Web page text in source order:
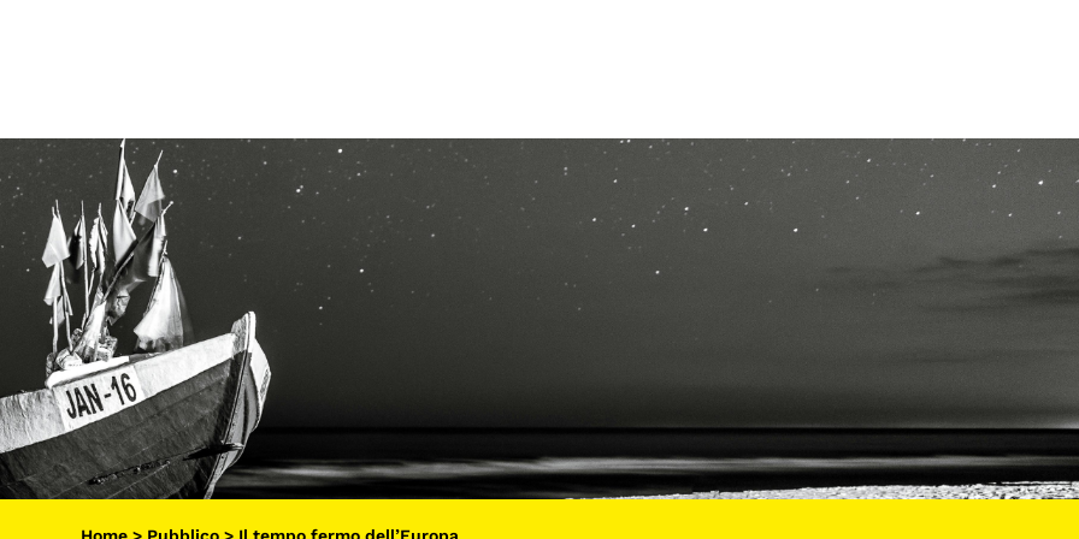
Osservatori di ricerca
Progetti Nazionali
Progetti Internazionali
Pubblicazioni
Storie di Resistenza, ottant’anni
dopo
Calendario civile
Elezioni dal mondo
Podcast
Attività per bambine e bambini
Programmi per le scuole
Under25
Classici del Pensiero Politico